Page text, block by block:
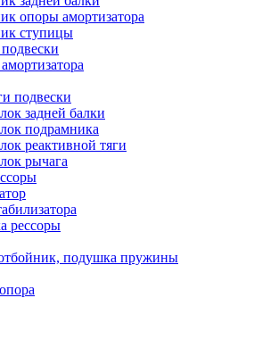
опоры амортизатора
ступицы
подвески
задней балки
подрамника
реактивной тяги
рычага
рессоры
подушка пружины